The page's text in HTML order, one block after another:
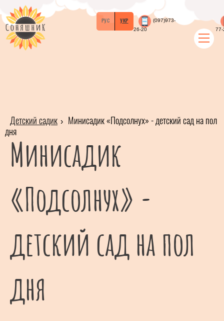
РУС УКР
(097)973-
26-20
77-
Детский садик
Минисадик «Подсолнух» - детский сад на пол
дня
Минисадик
«Подсолнух» -
детский сад на пол
дня